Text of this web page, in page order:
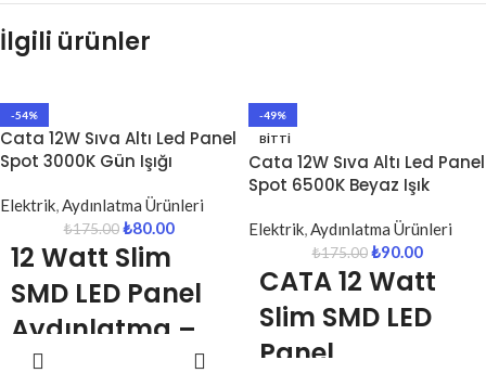
İlgili ürünler
-54%
Cata 12W Sıva Altı Led Panel
Spot 3000K Gün Işığı
Elektrik,Aydınlatma Ürünleri
₺175.00 ₺80.00
12 Watt Slim
SMD LED Panel
Aydınlatma –
Sarı Işık
-49%
BITTI
Cata 12W Sıva Altı Led Panel
Spot 6500K Beyaz Işık
Elektrik,Aydınlatma Ürünleri
₺175.00 ₺90.00
CATA 12 Watt
Slim SMD LED
Panel